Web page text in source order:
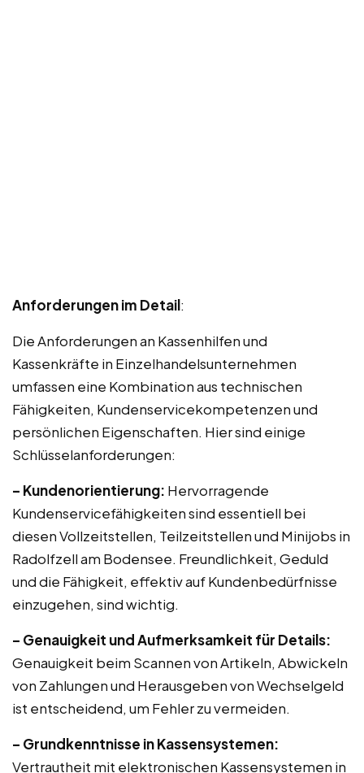
Anforderungen im Detail:
Die Anforderungen an Kassenhilfen und
Kassenkräfte in Einzelhandelsunternehmen
umfassen eine Kombination aus technischen
Fähigkeiten, Kundenservicekompetenzen und
persönlichen Eigenschaften. Hier sind einige
Schlüsselanforderungen:
– Kundenorientierung: Hervorragende
Kundenservicefähigkeiten sind essentiell bei
diesen Vollzeitstellen, Teilzeitstellen und Minijobs in
Radolfzell am Bodensee. Freundlichkeit, Geduld
und die Fähigkeit, effektiv auf Kundenbedürfnisse
einzugehen, sind wichtig.
– Genauigkeit und Aufmerksamkeit für Details:
Genauigkeit beim Scannen von Artikeln, Abwickeln
von Zahlungen und Herausgeben von Wechselgeld
ist entscheidend, um Fehler zu vermeiden.
– Grundkenntnisse in Kassensystemen:
Vertrautheit mit elektronischen Kassensystemen in